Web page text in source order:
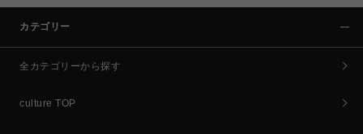
カテゴリー
全カテゴリーから探す
culture TOP